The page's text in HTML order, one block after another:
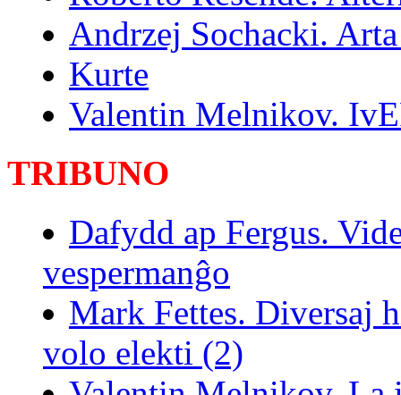
Andrzej Sochacki.
Kurte
Valentin Melnikov.
TRIBUNO
Dafydd ap Fergus.
vespermanĝo
Mark Fettes. Diversaj
volo elekti (2)